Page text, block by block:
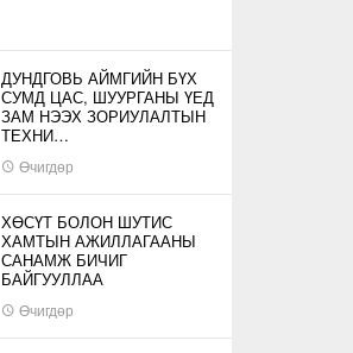
ДУНДГОВЬ АЙМГИЙН БҮХ
СУМД ЦАС, ШУУРГАНЫ ҮЕД
ЗАМ НЭЭХ ЗОРИУЛАЛТЫН
ТЕХНИ…
Өчигдөр
ХӨСҮТ БОЛОН ШУТИС
ХАМТЫН АЖИЛЛАГААНЫ
САНАМЖ БИЧИГ
БАЙГУУЛЛАА
Өчигдөр